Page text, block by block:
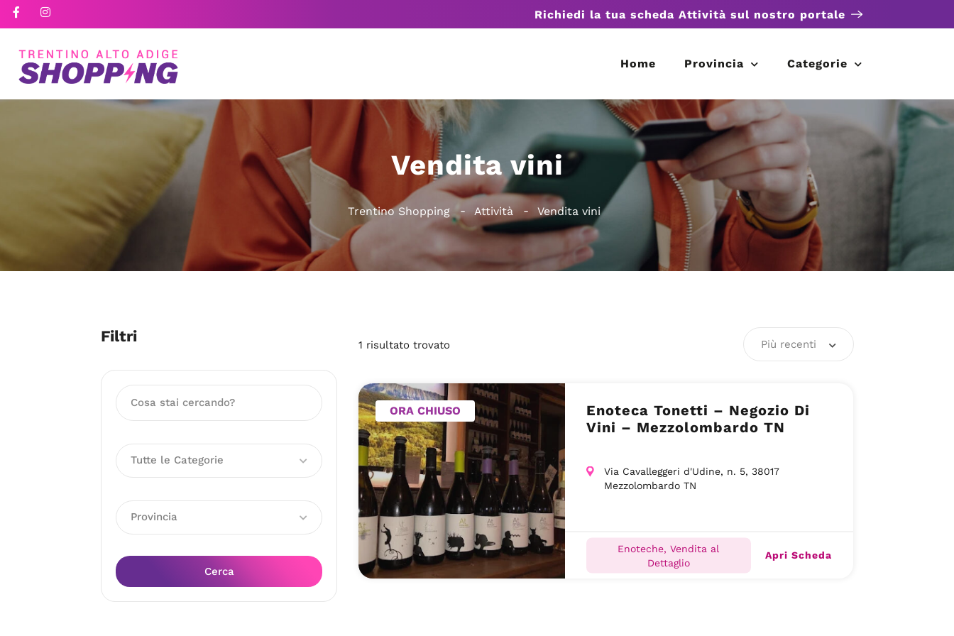
Richiedi la tua scheda Attività sul nostro portale
Home Provincia Categorie
Vendita vini
Trentino Shopping Attività Vendita vini
Filtri
Tutte le Categorie
Provincia
Cerca
1 risultato trovato Più recenti
ORA CHIUSO
Enoteca Tonetti – Negozio Di
Vini – Mezzolombardo TN
Via Cavalleggeri d'Udine, n. 5, 38017
Mezzolombardo TN
Enoteche, Vendita al
Dettaglio
Apri Scheda